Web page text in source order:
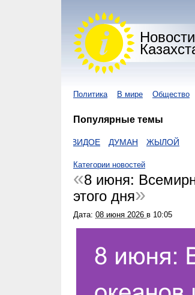
Новости
Политика В мире Общество
Популярные темы
ДУМАН ЖЫЛОЙ
Категории новостей
8 июня:
этого дня
Дата: 08 июня 2026 в 10:05